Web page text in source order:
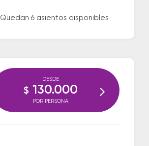
Quedan 6 asientos disponibles
DESDE
$ 130.000
POR PERSONA